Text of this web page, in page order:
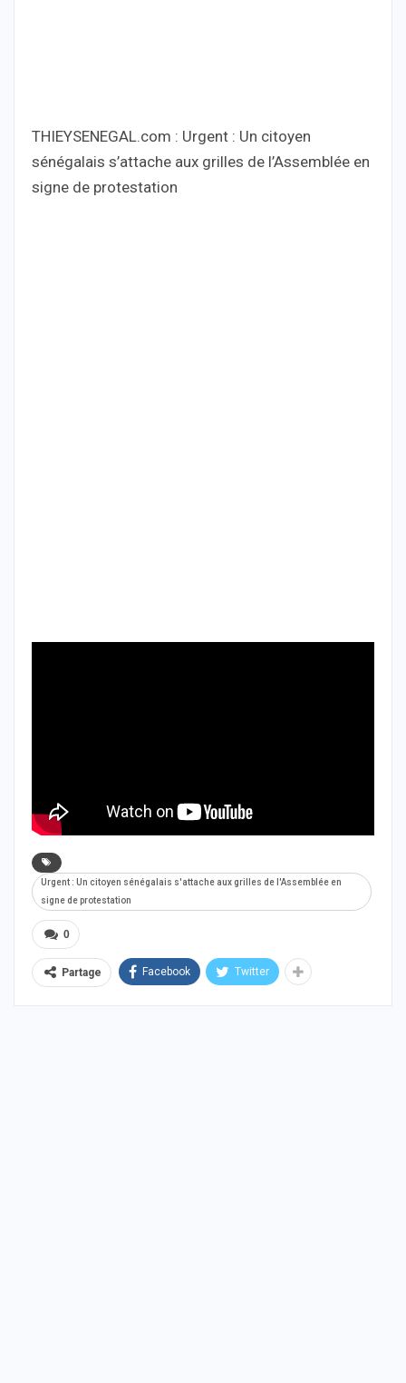
THIEYSENEGAL.com : Urgent : Un citoyen
sénégalais s’attache aux grilles de l’Assemblée en
signe de protestation
Urgent : Un citoyen sénégalais s'attache aux grilles de l'Assemblée en
signe de protestation
0
Partage Facebook Twitter